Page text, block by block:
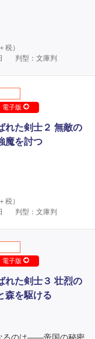
税）
判型：文庫判
電子版
れた剣士２ 無敵の
魔を討つ
税）
判型：文庫判
電子版
れた剣士３ 壮烈の
森を駆ける